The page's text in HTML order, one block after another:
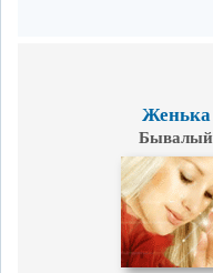
Женька
Бывалый